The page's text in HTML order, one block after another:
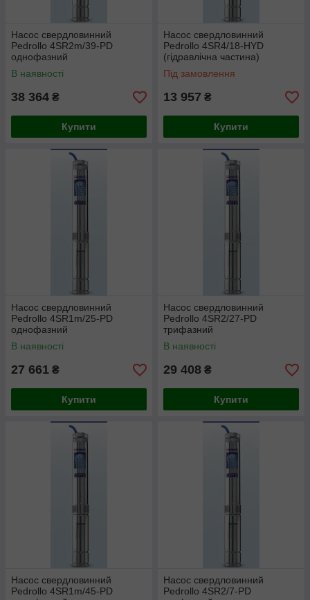
Насос свердловинний
Pedrollo 4SR2m/39-PD
однофазний
В наявності
38 364 ₴
Купити
Насос свердловинний
Pedrollo 4SR4/18-HYD
(гідравлічна частина)
Під замовлення
13 957 ₴
Купити
Насос свердловинний
Pedrollo 4SR1m/25-PD
однофазний
В наявності
27 661 ₴
Купити
Насос свердловинний
Pedrollo 4SR2/27-PD
трифазний
В наявності
29 408 ₴
Купити
Насос свердловинний
Pedrollo 4SR1m/45-PD
Насос свердловинний
Pedrollo 4SR2/7-PD